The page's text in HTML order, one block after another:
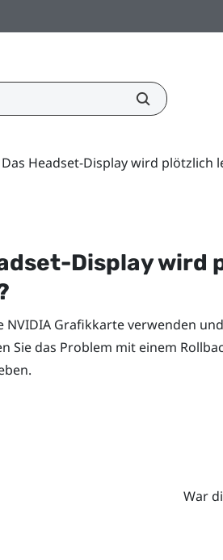
Das Headset-Display wird plötzlich
Display wird
NVIDIAGrafikkarte verwenden
Sie das Problem mit einem
War